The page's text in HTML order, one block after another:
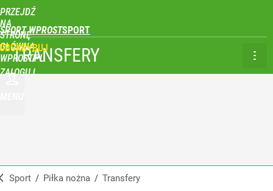
PRZEJDŹ
NA
STRONĘ
GŁÓWNĄ
WPROST.PL
SPORT WPROST
ZALOGUJ
TRANSFERY
Sport / Piłka nożna / Transfery